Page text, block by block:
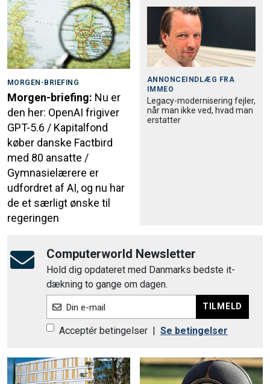
MORGEN-BRIEFING
Morgen-briefing: Nu er
den her: OpenAI frigiver
GPT-5.6 / Kapitalfond
køber danske Factbird
med 80 ansatte /
Gymnasielærere er
udfordret af AI, og nu har
de et særligt ønske til
regeringen
ANNONCEINDLÆG FRA
IMMEO
Legacy-modernisering fejler,
når man ikke ved, hvad man
erstatter
Computerworld Newsletter
Hold dig opdateret med Danmarks bedste it-
dækning to gange om dagen.
Din e-mail TILMELD
Acceptér betingelser | Se betingelser